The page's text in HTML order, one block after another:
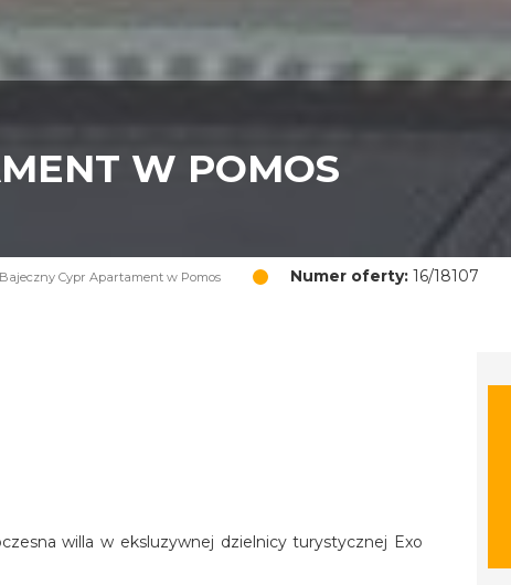
W POMOS
Bajeczny Cypr Apartament w Pomos Numer oferty: 16/18107
willa w eksluzywnej dzielnicy turystycznej Exo